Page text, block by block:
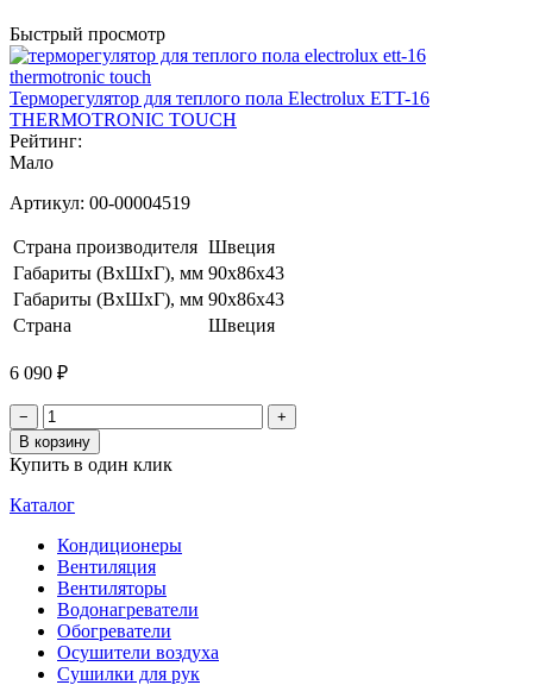
Быстрый просмотр
Терморегулятор для теплого пола Electrolux ETT-16
THERMOTRONIC TOUCH
Рейтинг:
Мало
Артикул: 00-00004519
Страна производителя Швеция
Габариты (ВхШхГ), мм 90х86х43
Габариты (ВxШxГ), мм 90х86х43
Страна
Швеция
6 090 ₽
−
+
В корзину
Купить в один клик
Каталог
Кондиционеры
Вентиляция
Вентиляторы
Водонагреватели
Обогреватели
Осушители воздуха
Сушилки для рук